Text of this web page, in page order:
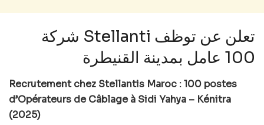
شركة Stellanti تعلن عن توظف
100 عامل بمدينة القنيطرة
Recrutement chez Stellantis Maroc : 100 postes
d’Opérateurs de Câblage à Sidi Yahya – Kénitra
(2025)